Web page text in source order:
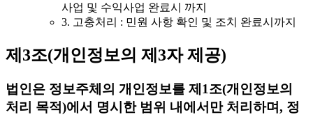
사업 및 수익사업 완료시 까지
3. 고충처리 : 민원 사항 확인 및 조치 완료시까지
제3조(개인정보의 제3자 제공)
법인은 정보주체의 개인정보를 제1조(개인정보의
처리 목적)에서 명시한 범위 내에서만 처리하며, 정